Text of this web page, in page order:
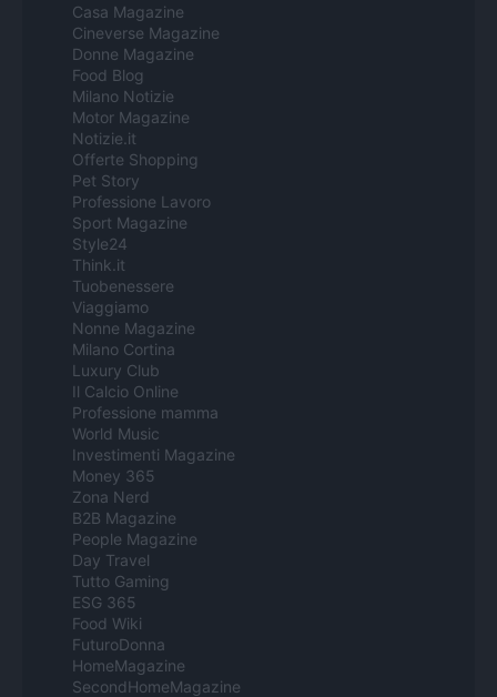
Casa Magazine
Cineverse Magazine
Donne Magazine
Food Blog
Milano Notizie
Motor Magazine
Notizie.it
Offerte Shopping
Pet Story
Professione Lavoro
Sport Magazine
Style24
Think.it
Tuobenessere
Viaggiamo
Nonne Magazine
Milano Cortina
Luxury Club
Il Calcio Online
Professione mamma
World Music
Investimenti Magazine
Money 365
Zona Nerd
B2B Magazine
People Magazine
Day Travel
Tutto Gaming
ESG 365
Food Wiki
FuturoDonna
HomeMagazine
SecondHomeMagazine